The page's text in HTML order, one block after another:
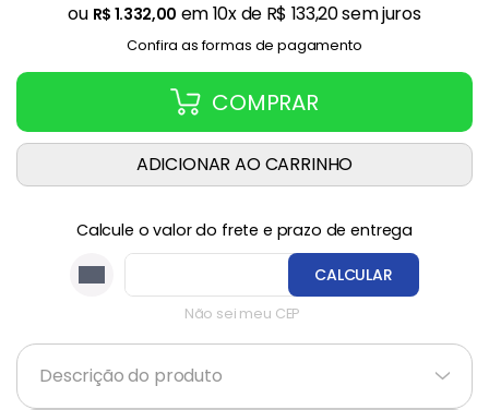
ou R$ 1.332,00 em10x de R$ 133,20sem juros
Confira as formas de pagamento
COMPRAR
ADICIONAR AO CARRINHO
Calcule o valor do frete e prazo de entrega
Não sei meu CEP
CALCULAR
Descrição do produto +